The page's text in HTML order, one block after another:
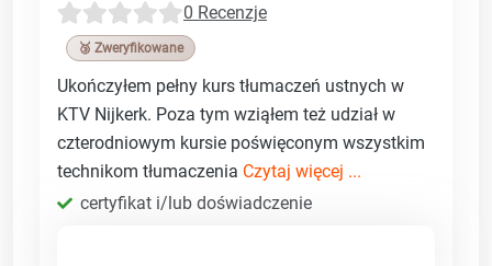
0 Recenzje
🥉 Zweryfikowane
Ukończyłem pełny kurs tłumaczeń ustnych w
KTV Nijkerk. Poza tym wziąłem też udział w
czterodniowym kursie poświęconym wszystkim
technikom tłumaczenia Czytaj więcej ...
certyfikat i/lub doświadczenie